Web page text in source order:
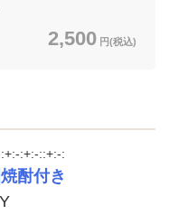
2,500 円(税込)
:+:-::+:-:
酎付き